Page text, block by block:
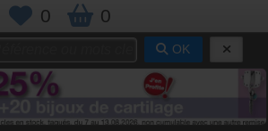
0 0
OK